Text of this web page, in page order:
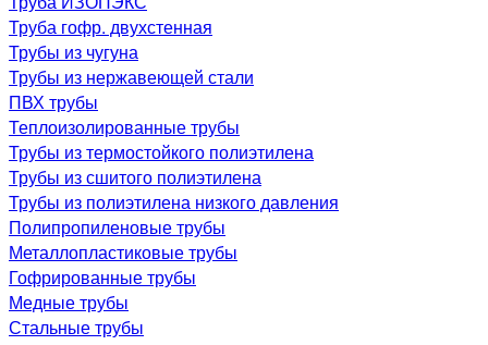
Труба гофр. двухстенная
Трубы из чугуна
Трубы из нержавеющей стали
ПВХ трубы
Теплоизолированные трубы
Трубы из термостойкого полиэтилена
Трубы из сшитого полиэтилена
Трубы из полиэтилена низкого давления
Полипропиленовые трубы
Металлопластиковые трубы
Гофрированные трубы
Медные трубы
Стальные трубы